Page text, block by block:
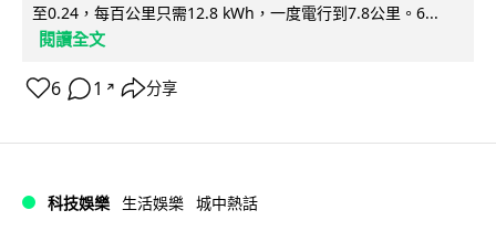
至0.24，每百公里只需12.8 kWh，一度電行到7.8公里。6...
閱讀全文
6 1 ↗ 分享
科技娛樂 生活娛樂 城中熱話